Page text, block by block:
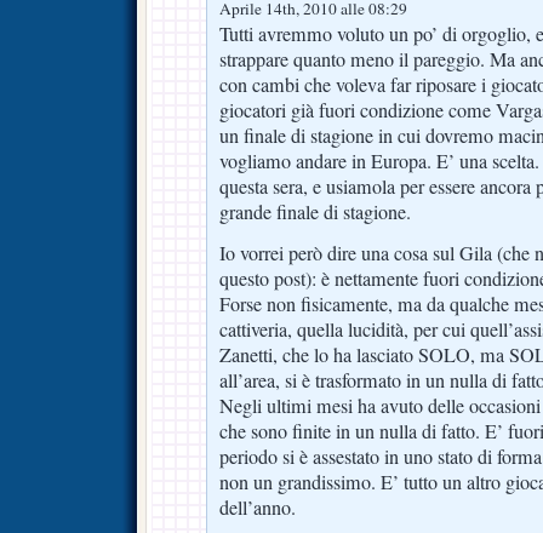
Aprile 14th, 2010 alle 08:29
Tutti avremmo voluto un po’ di orgoglio,
strappare quanto meno il pareggio. Ma
con cambi che voleva far riposare i
giocatori già fuori condizione come
un finale di stagione in cui dovremo
vogliamo andare in Europa. E’ una
questa sera, e usiamola per essere
grande finale di stagione.
Io vorrei però dire una cosa sul Gila (che
questo post): è nettamente fuori
Forse non fisicamente, ma da qualche
cattiveria, quella lucidità, per cui
Zanetti, che lo ha lasciato SOLO, ma
all’area, si è trasformato in un nulla di
Negli ultimi mesi ha avuto delle
che sono finite in un nulla di fatto. E’
periodo si è assestato in uno stato di
non un grandissimo. E’ tutto un altro
dell’anno.